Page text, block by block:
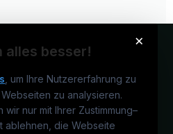
×
alles besser!
, um Ihre Nutzererfahrung zu
zu analysieren.
nur mit Ihrer Zustimmung–
ablehnen, die Webseite